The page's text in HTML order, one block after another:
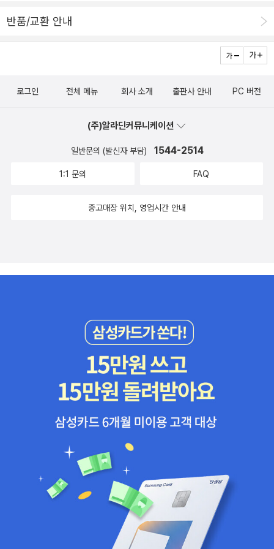
다시 수정, 증보해 실었다. 그런데 두 원고는 주제가 상이하다고 한다.
이후의 학자들은 첫 번째 원문을 찾아보지 않은 탓에, 두 번째 원문이
첫 번째 원문인 양 잘못 믿어왔다고 한다. 파슨즈가 번역한 것도 후자
왔다.)11. 조지 허버트 미드, 『정신 자아 사회』 12. 다시 9위에 나왔던
he System of Modern Societies』는 국역본이 있다.)13. 에밀 뒤
르켐, 『종교 생활의 원초적 형태』14. 앤서니 기든스, 『사회구성론』1
년에 오생근 교수님의 개정 번역본이 나왔다.)17. 토마스 쿤, 『과학혁
참을 만하다. 사견이지만, 이 책의 가장 큰 기여는 '제목'이 아닐까 싶
다.)20. 해리 브레이버만, 『노동과 독점자본』 (이 책이 20위인 것을
보고 충격받았다... 대학가의 커리큘럼에만 단골로 등장하는 책인 줄
알았는데...) 21. 아도르노 & 호르크하이머, 『계몽의 변증법』 (김유동
교수님이 계셔서 참 다행이다.) 22. 안토니오 그람시, 『옥중수고』(원
민음사 본에 나오는 80페이지에 달하는 편집자 서문과 꼼꼼한 번역,
주석 등은 호평을 받았는데, 현재 알 수 없는 이유로 절판되었다. 민음
사의 대답이 명확하지 않다. 민음사 세계문학전집 42권은 현재 라이
너 마리아 릴케의 『말테의 수기』로 바뀌어 있다. 위 전집에서 『롤리
타』와 『감옥에서 보낸 편지』 두 권이 딱 절판되었는데, 롤리타는 문학
동네 전집으로 다시 나왔다.)23. 제임스 콜먼, 『Foundations of S
ocial Theory』(아직 번역은 되지 않았다.)24. 다시 위르겐 하버마
스, 『인식과 관심』 (위 8위에서 본 것처럼, 하버마스 책이 그렇게 많
영 사망 이라고 안내한다. 1920.6.14 막스 베버 사망1899.6.14 가
1762년 6월 16일 정약용 출생정약용 탄생 250주년 기념 페
din.co.kr/714960143/5347014 요건 따로 쓸려고 했는데, 시간
에서 임정진 작가 초청 강연 광주에 사는 분 중에 관심 있으면 가보셔
도 좋을 듯... 오는 숲해설 교육은 나주로 현장학습 가는
반품/교환 안내
로그인 전체 메뉴 회사 소개 출판사 안내 PC 버전
(주)알라딘커뮤니케이션
일반문의 (발신자 부담) 1544-2514
1:1 문의 FAQ
중고매장 위치, 영업시간 안내